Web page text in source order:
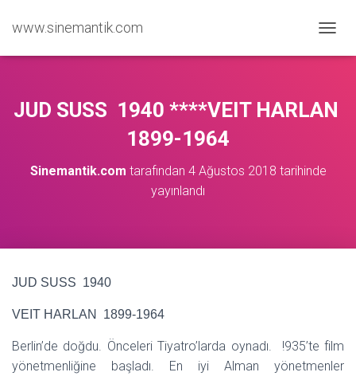
www.sinemantik.com
E
Y
Ü
JUD SUSS 1940 ****VEIT HARLAN
1899-1964
Sinemantik.com tarafından 4 Ağustos 2018 tarihinde
yayınlandı
JUD SUSS 1940
VEIT HARLAN 1899-1964
Berlin’de doğdu. Önceleri Tiyatro’larda oynadı. !935’te film
yönetmenliğine başladı. En iyi Alman yönetmenler